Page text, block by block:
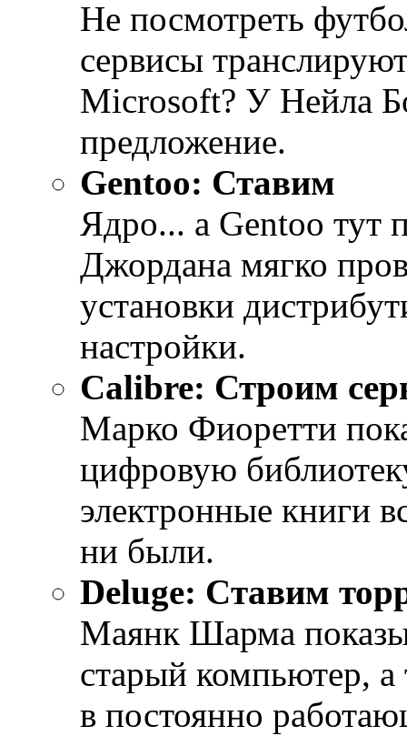
Не посмотреть
сервисы
Microsoft? У Нейла
предложение.
Gentoo: Ставим
Ядро... а Gentoo
Джордана мягко
установки
настройки.
Calibre: Строим
Марко Фиоретти
цифровую
электронные книги
ни были.
Deluge: Cтавим
Маянк Шарма
старый компьютер,
в постоянно